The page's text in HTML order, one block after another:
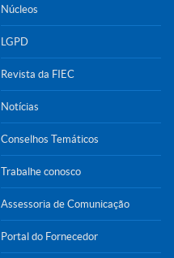
Núcleos
LGPD
Revista da FIEC
Notícias
Conselhos Temáticos
Trabalhe conosco
Assessoria de Comunicação
Portal do Fornecedor